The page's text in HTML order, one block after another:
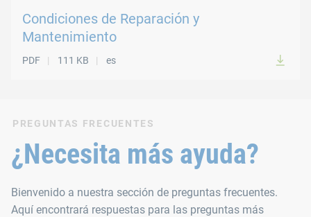
Condiciones de Reparación y
Mantenimiento
PDF 111 KB es
PREGUNTAS FRECUENTES
¿Necesita más ayuda?
Bienvenido a nuestra sección de preguntas frecuentes.
Aquí encontrará respuestas para las preguntas más